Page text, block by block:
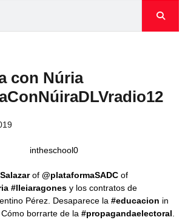
con Núria
of @plataformaSADC of
#lleiaragones y los contratos de
Pérez. Desaparece la #educacion in
. Cómo borrarte de la #propagandaelectoral